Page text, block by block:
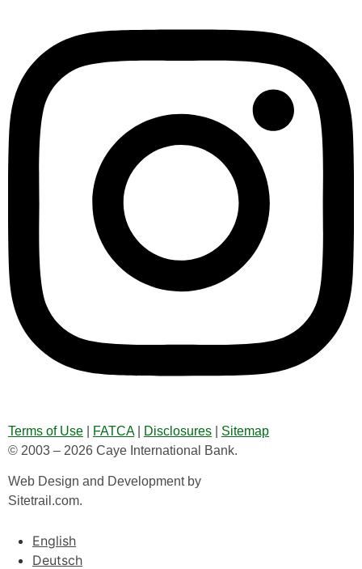
Terms of Use FATCA| Disclosures
Sitemap
© 2003 – 2026 Caye International Bank.
Web Design and Development by
Sitetrail.com.
English
Deutsch